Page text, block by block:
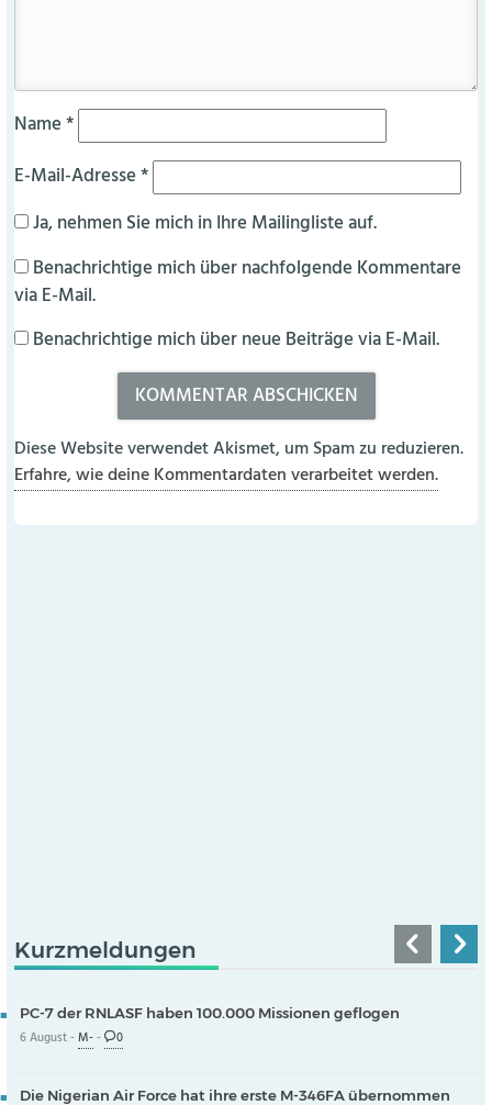
Name*
E-Mail-Adresse*
Ja, nehmen Sie mich in Ihre Mailingliste auf.
Benachrichtige mich über nachfolgende Kommentare
via E-Mail.
Benachrichtige mich über neue Beiträge via E-Mail.
Diese Website verwendet Akismet, um Spam zu reduzieren.
Erfahre, wie deine Kommentardaten verarbeitet werden.
Kurzmeldungen
PC-7 der RNLASF haben 100.000 Missionen geflogen
6 August -M-- 0
Die Nigerian Air Force hat ihre erste M-346FA übernommen